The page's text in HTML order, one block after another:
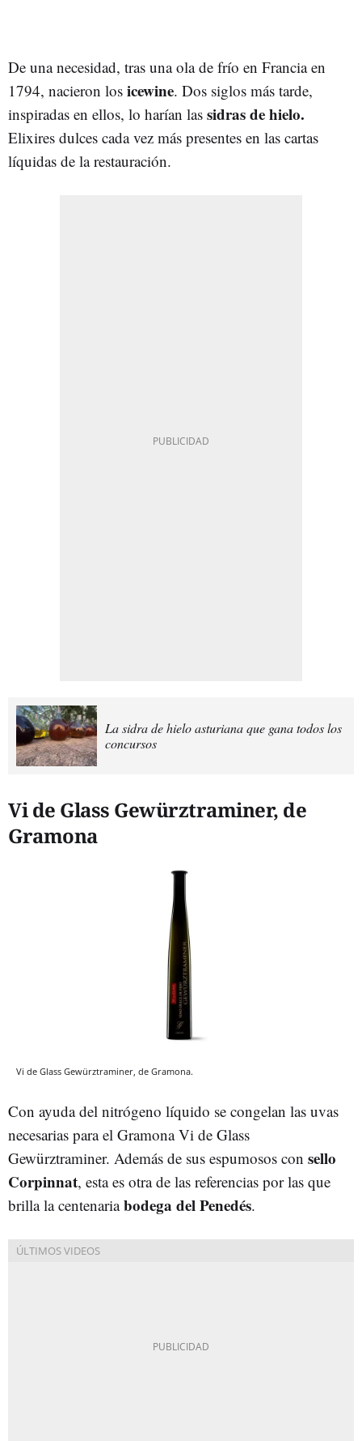
De una necesidad, tras una ola de frío en Francia en
1794, nacieron los icewine. Dos siglos más tarde,
inspiradas en ellos, lo harían las sidras de hielo.
Elixires dulces cada vez más presentes en las cartas
líquidas de la restauración.
La sidra de hielo asturiana que gana todos los
concursos
Vi de Glass Gewürztraminer, de
Gramona
Vi de Glass Gewürztraminer, de Gramona.
Con ayuda del nitrógeno líquido se congelan las uvas
necesarias para el Gramona Vi de Glass
Gewürztraminer. Además de sus espumosos con sello
Corpinnat, esta es otra de las referencias por las que
brilla la centenariabodega del Penedés.